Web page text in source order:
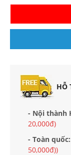
HỖ
- Nội thành
20,000đ)
- Toàn quốc:
50,000đ))